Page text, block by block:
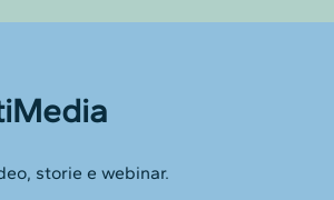
storie e webinar.